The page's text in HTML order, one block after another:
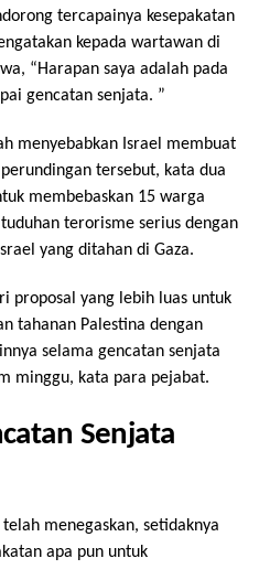
tercapainya kesepakatan
kepada wartawan di
“Harapan saya adalah pada
gencatan senjata. ”
menyebabkan Israel membuat
tersebut, kata dua
membebaskan 15 warga
terorisme serius dengan
yang ditahan di Gaza.
proposal yang lebih luas untuk
tahanan Palestina dengan
selama gencatan senjata
minggu, kata para pejabat.
Senjata
menegaskan, setidaknya
apa pun untuk